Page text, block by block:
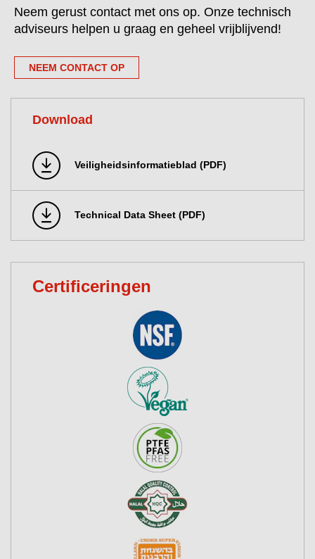
Neem gerust contact met ons op. Onze technisch
adviseurs helpen u graag en geheel vrijblijvend!
NEEM CONTACT OP
Download
Veiligheidsinformatieblad (PDF)
Technical Data Sheet (PDF)
Certificeringen